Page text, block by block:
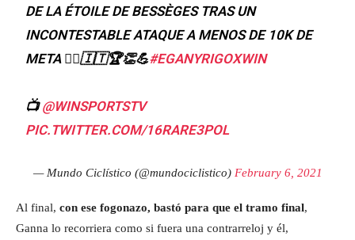
DE LA ÉTOILE DE BESSÈGES TRAS UN
INCONTESTABLE ATAQUE A MENOS DE 10K DE
META 🚴‍♂️🇮🇹🏆👏💪#EGANYRIGOXWIN
📺@WINSPORTSTV
PIC.TWITTER.COM/16RARE3POL
— Mundo Ciclístico (@mundociclistico) February 6, 2021
Al final, con ese fogonazo, bastó para que el tramo final,
Ganna lo recorriera como si fuera una contrarreloj y él,